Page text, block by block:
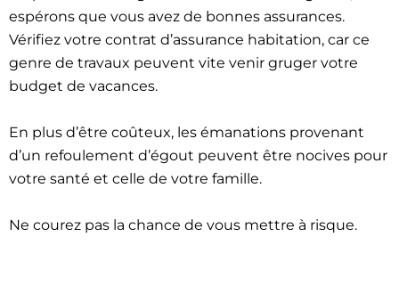
espérons que vous avez de bonnes assurances.
Vérifiez votre contrat d’assurance habitation, car ce
genre de travaux peuvent vite venir gruger votre
budget de vacances.
En plus d’être coûteux, les émanations provenant
d’un refoulement d’égout peuvent être nocives pour
votre santé et celle de votre famille.
Ne courez pas la chance de vous mettre à risque.